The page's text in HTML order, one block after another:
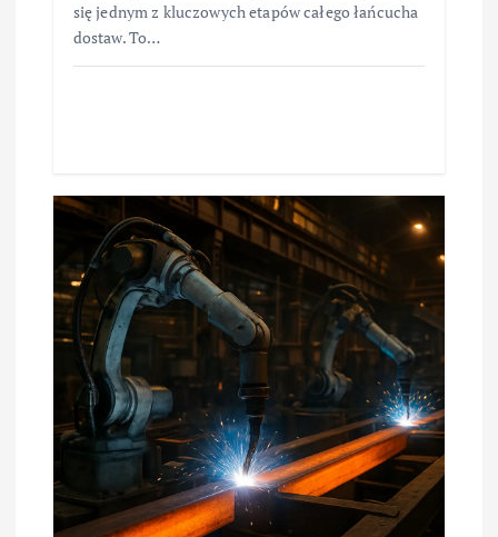
się jednym z kluczowych etapów całego łańcucha
dostaw. To…